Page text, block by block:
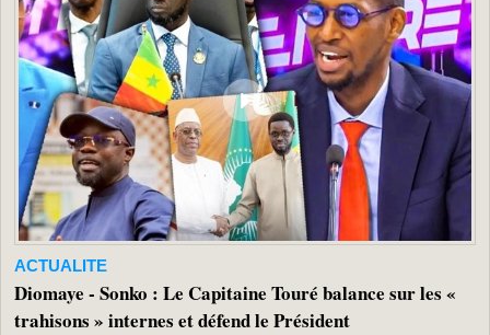
ACTUALITE
Diomaye - Sonko : Le Capitaine Touré balance sur les «
trahisons » internes et défend le Président